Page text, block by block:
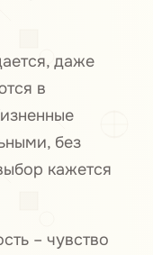
даже
в
без
кажется
– чувство